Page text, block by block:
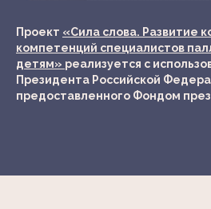
Проект «Сила слова. Развитие
компетенций специалистов
детям» реализуется с
Президента Российской
предоставленного Фондом